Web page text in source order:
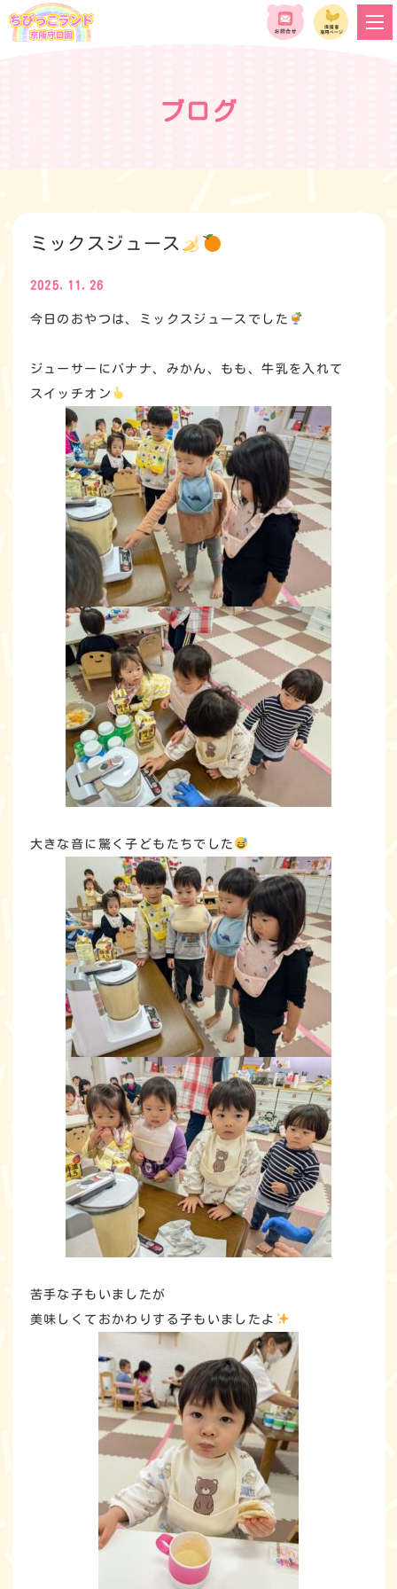
ブログ
ミックスジュース
2025.11.26
今日のおやつは、ミックスジュースでした
ジューサーにバナナ、みかん、もも、牛乳を入れて
スイッチオン
大きな音に驚く子どもたちでした
苦手な子もいましたが
美味しくておかわりする子もいましたよ